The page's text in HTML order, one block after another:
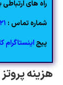
راه های ارتباطی
شماره تماس :
پیج
هزینه